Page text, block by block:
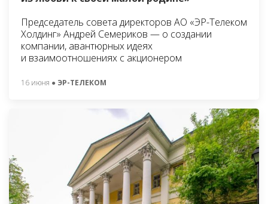
Председатель совета директоров АО «ЭР-Телеком
Холдинг» Андрей Семериков — о создании
компании, авантюрных идеях
и взаимоотношениях с акционером
16 июня ● ЭР-ТЕЛЕКОМ